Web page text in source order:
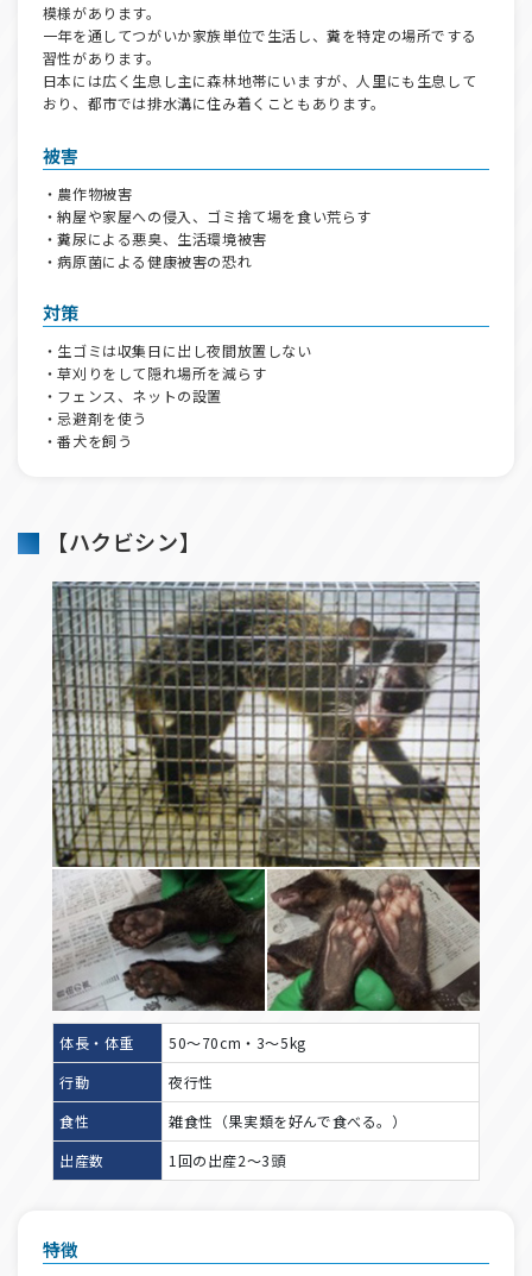
模様があります。
一年を通してつがいか家族単位で生活し、糞を特定の場所でする
習性があります。
日本には広く生息し主に森林地帯にいますが、人里にも生息して
おり、都市では排水溝に住み着くこともあります。
被害
・農作物被害
・納屋や家屋への侵入、ゴミ捨て場を食い荒らす
・糞尿による悪臭、生活環境被害
・病原菌による健康被害の恐れ
対策
・生ゴミは収集日に出し夜間放置しない
・草刈りをして隠れ場所を減らす
・フェンス、ネットの設置
・忌避剤を使う
・番犬を飼う
【ハクビシン】
体長・体重
50～70cm・3～5kg
行動
夜行性
食性
雑食性（果実類を好んで食べる。）
出産数
1回の出産2～3頭
特徴